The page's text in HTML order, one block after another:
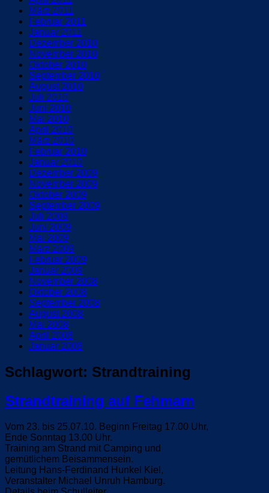
März 2011
Februar 2011
Januar 2011
Dezember 2010
November 2010
Oktober 2010
September 2010
August 2010
Juli 2010
Juni 2010
Mai 2010
April 2010
März 2010
Februar 2010
Januar 2010
Dezember 2009
November 2009
Oktober 2009
September 2009
Juli 2009
Juni 2009
Mai 2009
März 2009
Februar 2009
Januar 2009
November 2008
Oktober 2008
September 2008
August 2008
Mai 2008
April 2008
Januar 2008
Schlagwort: Strandtraining
Strandtraining auf Fehmarn
Vom 23. bis 25.07.10. Beginn Freitag 17.00 Uhr,
Ende Sonntag 13.00 Uhr.
Training am Strand mit Camping und
gemütlichem Beisammensein.
Leitung Hans-Ferdinand Hunkel Kiel,
Veranstalter Michael Unruh Hamburg.